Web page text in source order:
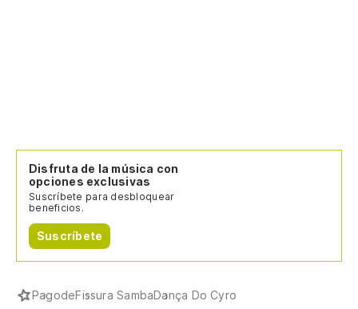
Disfruta de la música con
opciones exclusivas
Suscríbete para desbloquear
beneficios.
Suscríbete
PagodeFissura SambaDança Do Cyro